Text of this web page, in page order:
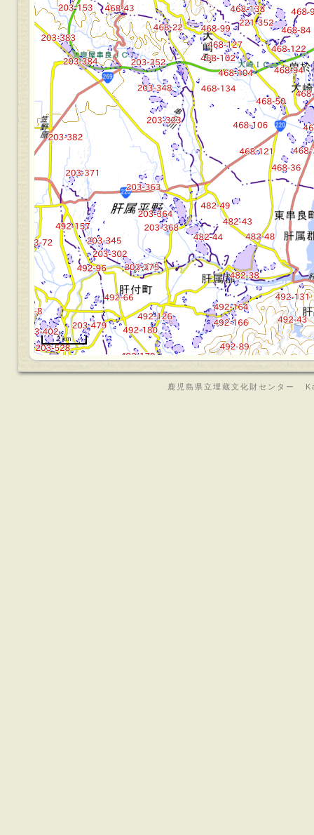
2 km
鹿児島県立埋蔵文化財センタ